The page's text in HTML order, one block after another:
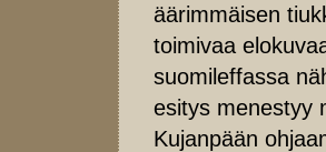
äärimmäisen
toimivaa
suomileffassa
esitys menestyy
Kujanpään